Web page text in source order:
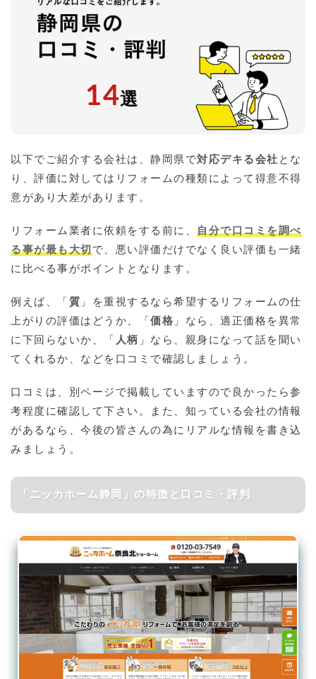
静岡県の口コミ以外でリフォーム業者を選ぶポイント
は？どこに頼むと良い？
特化した専門業者
実績が豊富
アフターサービス
静岡県のリフォームの口コミ以外に知っておきたい費
静岡県のリフォームで活用できる補助金
静岡県のリフォーム補助金を活用する際のポイント
静岡県でリフォーム費用を激安・格安でする「おすす
めの方法」
より安価で依頼するには？
14選
以下でご紹介する会社は、静岡県で対応デキる会社 とな
り、評価に対してはリフォームの種類によって得意不得
意があり大差があります。
リフォーム業者に依頼をする前に、
自分で口コミを調べ
る事が最も大切 で、悪い評価だけでなく良い評価も一緒
に比べる事がポイントとなります。
例えば、「 質 」を重視するなら希望するリフォームの仕
上がりの評価はどうか、「 価格 」なら、適正価格を異常
に下回らないか、「
人柄 」なら、親身になって話を聞い
てくれるか、などを口コミで確認しましょう。
口コミは、別ページで掲載していますので良かったら参
考程度に確認して下さい。また、知っている会社の情報
があるなら、今後の皆さんの為にリアルな情報を書き込
みましょう。
「ニッカホーム静岡」の特徴と口コミ・評判